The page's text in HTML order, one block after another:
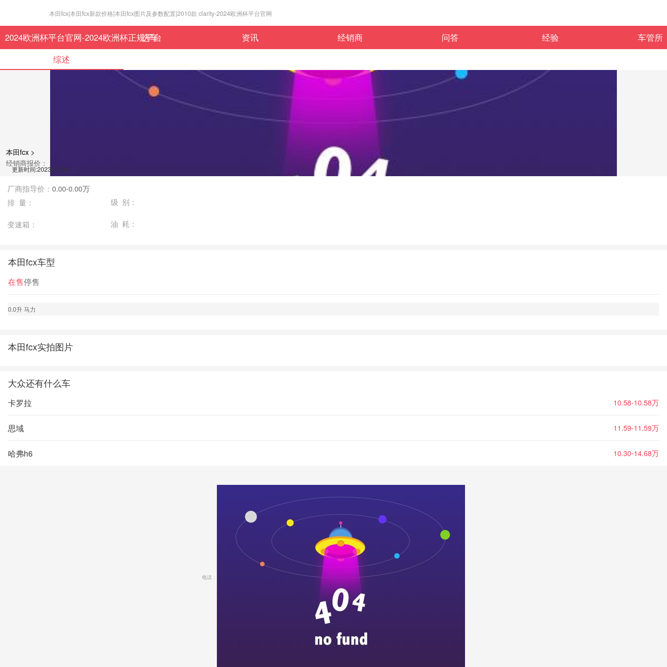
本田fcx|本田fcx新款价格|本田fcx图片及参数配置|2010款 clarity-2024欧洲杯平台官网
2024欧洲杯平台官网-2024欧洲杯正规平台
选车 资讯 经销商 问答 经验
车管所
综述
本田fcx >
经销商报价：
更新时间:2023-07-04
厂商指导价： 0.00-0.00万
排 量：
级 别：
变速箱： 油 耗：
本田fcx车型
在售停售
0.0升 马力
本田fcx实拍图片
大众还有什么车
卡罗拉 10.58-10.58万
思域 11.59-11.59万
哈弗h6 10.30-14.68万
电话：